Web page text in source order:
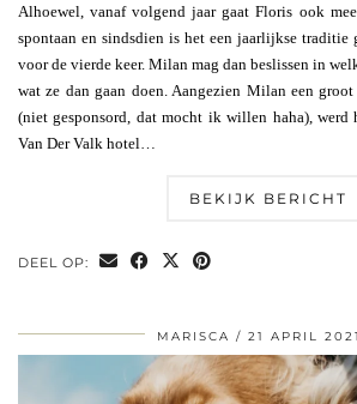
Alhoewel, vanaf volgend jaar gaat Floris ook
spontaan en sindsdien is het een jaarlijkse traditie
voor de vierde keer. Milan mag dan beslissen in
wat ze dan gaan doen. Aangezien Milan een
(niet gesponsord, dat mocht ik willen haha), werd
Van Der Valk hotel…
BEKIJK BERICHT
DEEL OP:
MARISCA 21 APRIL 2021